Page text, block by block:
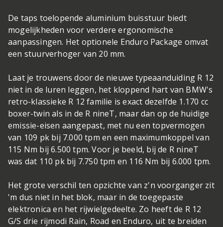
De taps toelopende aluminium buisstuur biedt
mogelijkheden voor verdere ergonomische
aanpassingen. Het optionele Enduro Package omvat
een stuurverhoger van 20 mm.
Laat je trouwens door de nieuwe typeaanduiding R 12
niet in de luren leggen, het kloppend hart van BMW's
retro-klassieke R 12 familie is exact dezelfde 1.170 cc
boxer-twin als in de R nineT, maar dan op de huidige
emissie-eisen aangepast, met nu een topvermogen
van 109 pk bij 7.000 tpm en een maximumkoppel van
115 Nm bij 6.500 tpm. Voor je beeld, bij de R nineT
was dat 110 pk bij 7.750 tpm en 116 Nm bij 6.000 tpm.
Het grote verschil ten opzichte van z'n voorganger zit
'm dus niet in het blok, maar in de toegepaste
elektronica en het rijwielgedeelte. Zo heeft de R 12
G/S drie rijmodi Rain, Road en Enduro, uit te breiden